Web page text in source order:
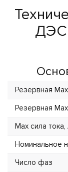
ДЭС
Резервная
Резервная
Max сила тока,
Номинальное
Число фаз